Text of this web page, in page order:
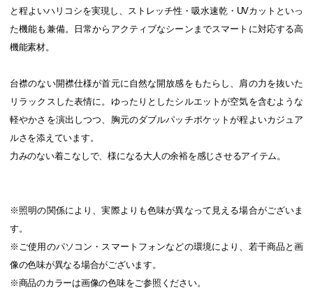
と程よいハリコシを実現し、ストレッチ性・吸水速乾・UVカットといっ
た機能も兼備。日常からアクティブなシーンまでスマートに対応する高
機能素材。
台襟のない開襟仕様が首元に自然な開放感をもたらし、肩の力を抜いた
リラックスした表情に。ゆったりとしたシルエットが空気を含むような
軽やかさを演出しつつ、胸元のダブルパッチポケットが程よいカジュア
ルさを添えています。
力みのない着こなしで、様になる大人の余裕を感じさせるアイテム。
※照明の関係により、実際よりも色味が異なって見える場合がございま
す。
※ご使用のパソコン・スマートフォンなどの環境により、若干商品と画
像の色味が異なる場合がございます。
※商品のカラーは画像の色味をご参照ください。